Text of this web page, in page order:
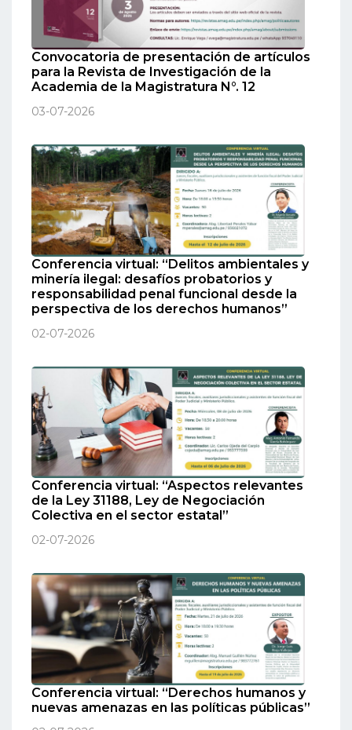
Convocatoria de presentación de artículos
para la Revista de Investigación de la
Academia de la Magistratura N°. 12
03-07-2026
Conferencia virtual: “Delitos ambientales y
minería ilegal: desafíos probatorios y
responsabilidad penal funcional desde la
perspectiva de los derechos humanos”
02-07-2026
Conferencia virtual: “Aspectos relevantes
de la Ley 31188, Ley de Negociación
Colectiva en el sector estatal”
02-07-2026
Conferencia virtual: “Derechos humanos y
nuevas amenazas en las políticas públicas”